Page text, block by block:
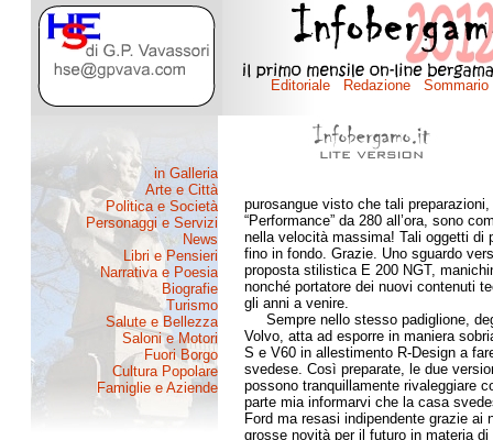
purosangue visto che tali
“Performance” da 280 all’ora, sono
nella velocità massima! Tali oggetti di
fino in fondo. Grazie. Uno sguardo
proposta stilistica E 200 NGT,
nonché portatore dei nuovi contenuti
gli anni a venire.
Sempre nello stesso padiglione,
Volvo, atta ad esporre in maniera
S e V60 in allestimento R-Design a
svedese. Così preparate, le due
possono tranquillamente rivaleggiare
parte mia informarvi che la casa
Ford ma resasi indipendente grazie ai
grosse novità per il futuro in materia